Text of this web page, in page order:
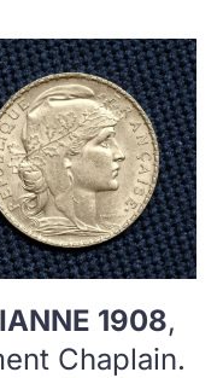
1908,
Chaplain.